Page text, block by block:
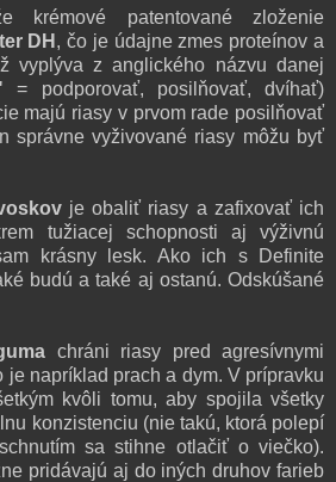
krémové patentované zloženie
DH , čo je údajne zmes proteínov a
vyplýva z anglického názvu danej
= podporovať, posilňovať, dvíhať)
majú riasy v prvom rade posilňovať
správne vyživované riasy môžu byť
je obaliť riasy a zafixovať ich
tužiacej schopnosti aj výživnú
krásny lesk. Ako ich s Definite
budú a také aj ostanú. Odskúšané
chráni riasy pred agresívnymi
je napríklad prach a dym. V prípravku
kvôli tomu, aby spojila všetky
konzistenciu (nie takú, ktorá polepí
sa stihne otlačiť o viečko).
pridávajú aj do iných druhov farieb